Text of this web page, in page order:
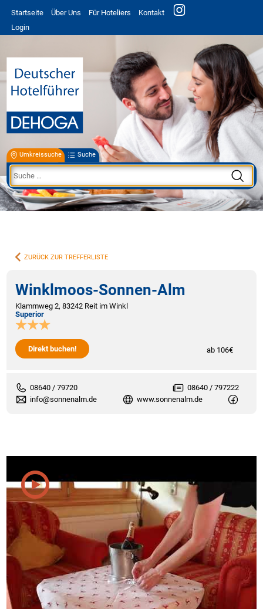
Startseite Über Uns Für Hoteliers
Kontakt
Login
Umkreissuche Suche
ZURÜCK ZUR TREFFERLISTE
Winklmoos-Sonnen-Alm
Klammweg 2, 83242 Reit im Winkl
Superior
Direkt buchen! ab 106€
08640 / 79720
08640 / 797222
info@sonnenalm.de
www.sonnenalm.de